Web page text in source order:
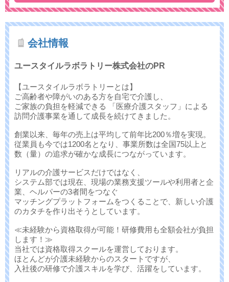
会社情報
ユースタイルラボラトリー株式会社のPR
【ユースタイルラボラトリーとは】
ご高齢者や障がいのある方を自宅で介護し、
ご家族の負担を軽減できる 「医療介護スタッフ」による
訪問介護事業を通して成長を続けてきました。
創業以来、毎年の売上は平均して前年比200％増を実現。
従業員も今では1200名となり、事業所数は全国75以上と
数（量）の追求が確かな成長につながっています。
リアルの介護サービスだけではなく、
システム部では現在、現場の業務支援ツールや利用者と企
業、ヘルパーの3者間をつなぐ
マッチングプラットフォームをつくることで、新しい介護
のカタチを作り出そうとしています。
≪未経験から資格取得が可能！研修費用も全額会社が負担
します！≫
当社では資格取得スクールを運営しております。
ほとんどが介護未経験からのスタートですが、
入社後の研修で介護スキルを学び、活躍をしています。